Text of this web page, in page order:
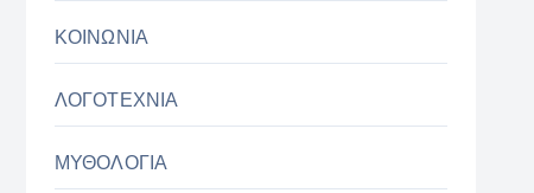
ΚΟΙΝΩΝΙΑ
ΛΟΓΟΤΕΧΝΙΑ
ΜΥΘΟΛΟΓΙΑ